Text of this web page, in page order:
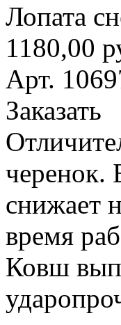
Лопата
1180,00
Арт.
Заказать
черенок.
снижает
время
Ковш